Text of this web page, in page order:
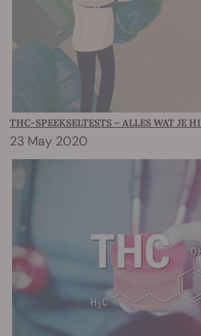
THC-SPEEKSELTESTS – ALLES WAT JE
23 May 2020